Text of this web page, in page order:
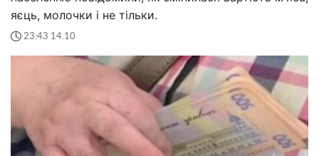
яєць, молочки і не тільки.
23:43 14.10